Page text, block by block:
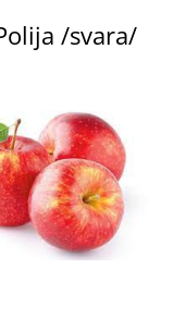
/svara/